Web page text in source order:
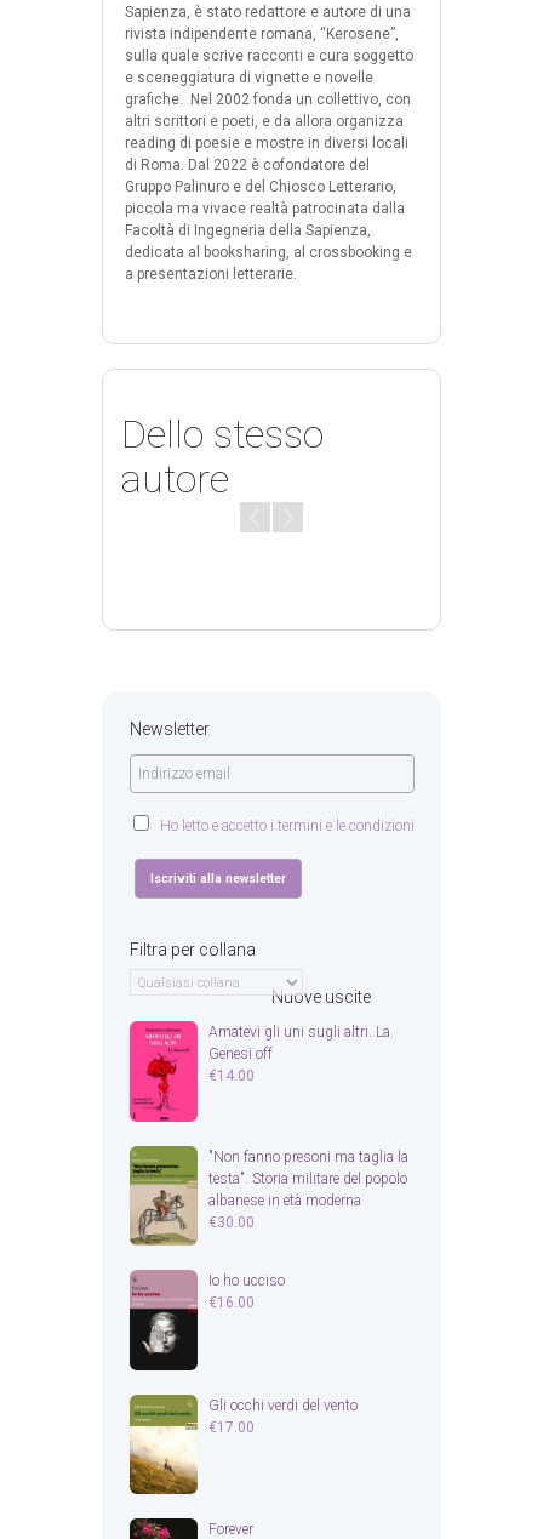
Sapienza, è stato redattore e autore di una
rivista indipendente romana, “Kerosene”,
sulla quale scrive racconti e cura soggetto
e sceneggiatura di vignette e novelle
grafiche. Nel 2002 fonda un collettivo, con
altri scrittori e poeti, e da allora organizza
reading di poesie e mostre in diversi locali
di Roma. Dal 2022 è cofondatore del
Gruppo Palinuro e del Chiosco Letterario,
piccola ma vivace realtà patrocinata dalla
Facoltà di Ingegneria della Sapienza,
dedicata al booksharing, al crossbooking e
a presentazioni letterarie.
Dello stesso
autore
Newsletter
Ho letto e accetto i termini e le condizioni
Filtra per collana
Nuove uscite
Amatevi gli uni sugli altri. La
Genesi off
€14.00
"Non fanno presoni ma taglia la
testa". Storia militare del popolo
albanese in età moderna
€30.00
Io ho ucciso
€16.00
Gli occhi verdi del vento
€17.00
Forever